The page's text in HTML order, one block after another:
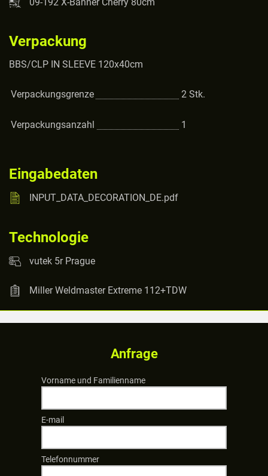
Verpackung
BBS/CLP IN SLEEVE 120x40cm
Verpackungsgrenze 2 Stk.
Verpackungsanzahl 1
Eingabedaten
INPUT_DATA_DECORATION_DE.pdf
Technologie
vutek 5r Prague
Miller Weldmaster Extreme 112+TDW
Anfrage
Vorname und Familienname
E-mail
Telefonnummer